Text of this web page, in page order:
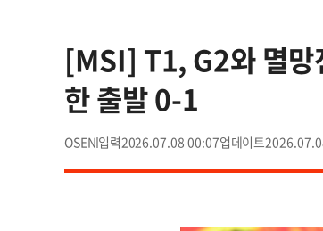
[MSI] T1, G2와 멸망
한 출발 0-1
OSEN 2026.07.08 00:07